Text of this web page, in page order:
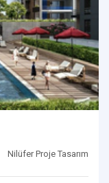
Nilüfer Proje Tasarım